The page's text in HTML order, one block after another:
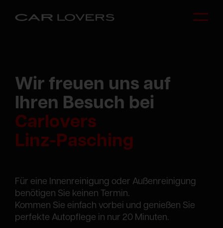
Wir freuen uns auf
hren Besuc h bei
Car overs
Linz- Pasc hing
Für eine Innenreinigung oder Außenreinigung
benötigen Sie keinen Termin.
Kommen Sie einfach vorbei und genießen Sie
perfekte Autopflege in nur 20 Minuten.